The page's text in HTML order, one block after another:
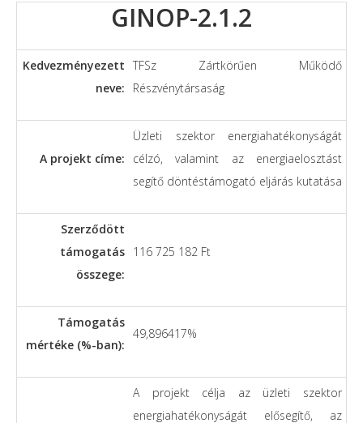
GINOP-2.1.2
Kedvezményezett
neve:
TFSz Zártkörűen Működő
Részvénytársaság
A projekt címe:
Üzleti szektor energiahatékonyságát
célzó, valamint az energiaelosztást
segítő döntéstámogató eljárás kutatása
Szerződött
támogatás
összege:
116 725 182 Ft
Támogatás
mértéke (%-ban):
49,896417%
A projekt célja az üzleti szektor
energiahatékonyságát elősegítő, az